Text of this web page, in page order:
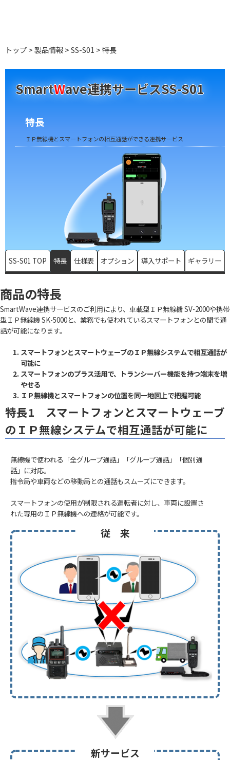
トップ 製品情報 SS-S01 特長
SmartWave連携サービスSS-S01
特長
ＩＰ無線機とスマートフォンの相互通話ができる連携サービス
SS-S01 TOP 特長 仕様表 オプション 導入サポート ギャラリー
商品の特長
SmartWave連携サービスのご利用により、車載型ＩＰ無線機 SV-2000や携帯
型ＩＰ無線機 SK-5000と、業務でも使われているスマートフォンとの間で通
話が可能になります。
スマートフォンとスマートウェーブのＩＰ無線システムで相互通話が
可能に
スマートフォンのプラス活用で、トランシーバー機能を持つ端末を増
やせる
ＩＰ無線機とスマートフォンの位置を同一地図上で把握可能
特長1 スマートフォンとスマートウェーブ
のＩＰ無線システムで相互通話が可能に
無線機で使われる「全グループ通話」「グループ通話」「個別通
話」に対応。
指令局や車両などの移動局との通話もスムーズにできます。
スマートフォンの使用が制限される運転者に対し、車両に設置さ
れた専用のＩＰ無線機への連絡が可能です。
従 来
新サービス